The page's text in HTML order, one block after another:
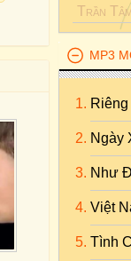
Trần Tâm
MP3
Ngày
Như
Việt
Tình